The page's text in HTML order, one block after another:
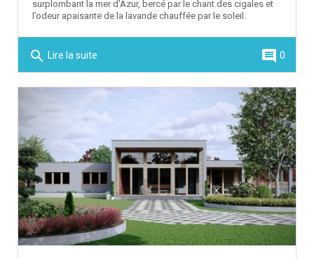
surplombant la mer d'Azur, bercé par le chant des cigales et
l’odeur apaisante de la lavande chauffée par le soleil.
search Lire la suite comment 0